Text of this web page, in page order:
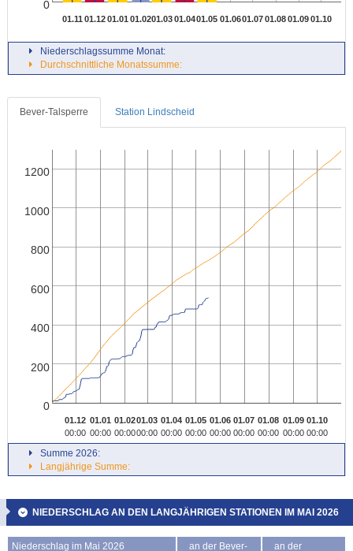
0
01.11 01.12 01.01 01.0201.03 01.0401.05 01.0601.0701.08 01.0901.10
Niederschlagssumme Monat:
Durchschnittliche Monatssumme:
Bever-Talsperre Station Lindscheid
0
200
400
600
800
1000
1200
01.12
00:00
01.01
00:00
01.02
00:00
01.03
00:00
01.04
00:00
01.05
00:00
01.06
00:00
01.07
00:00
01.08
00:00
01.09
00:00
01.10
00:00
Summe 2026:
Langjährige Summe:
NIEDERSCHLAG AN DEN LANGJÄHRIGEN STATIONEN IM MAI 2026
Niederschlag im Mai 2026
an der Bever-
an der